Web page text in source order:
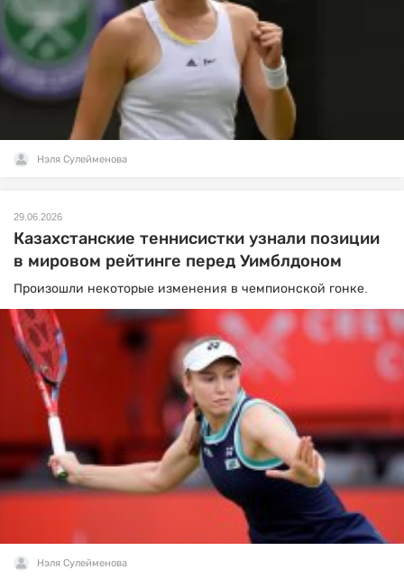
Нэля Сулейменова
29.06.2026
Казахстанские теннисистки узнали позиции
в мировом рейтинге перед Уимблдоном
Произошли некоторые изменения в чемпионской гонке.
Нэля Сулейменова